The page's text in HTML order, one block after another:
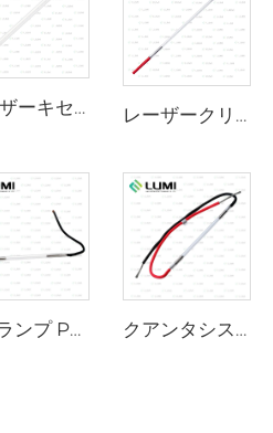
レーザーキセノンランプ L2741 – 7×100×167 mm レーザークリプトンランプ L2851-5×105×175 mm
IPL ランプ P2021-7×65×130 mm クアンタシステム